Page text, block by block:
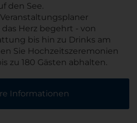
den See.
Herz begehrt - von
bis hin zu Drinks am
Sie Hochzeitszeremonien
zu 180 Gästen abhalten.
Informationen